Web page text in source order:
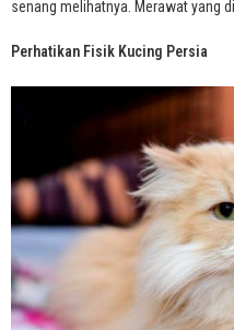
senang melihatnya. Merawat yang
Perhatikan Fisik Kucing Persia